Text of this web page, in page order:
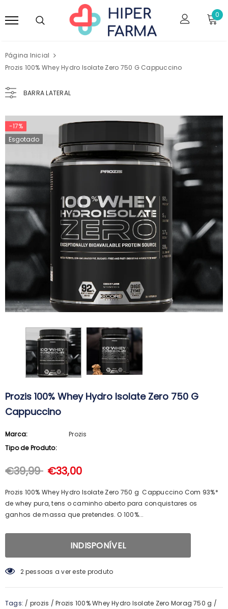
0
Página Inicial
Prozis 100% Whey Hydro Isolate Zero 750 G Cappuccino
BARRA LATERAL
Arkopharma Stop Piolhos Loção
€15,69
-17%
Esgotado
Prozis 100% Whey Hydro Isolate Zero 750 G
Cappuccino
Marca:
Prozis
Tipo de Produto:
€39,99 €33,00
Prozis 100% Whey Hydro Isolate Zero 750 g Cappuccino Com 93%*
de whey pura, tens o caminho aberto para conquistares os
ganhos de massa que pretendes. O 100%...
6 pessoas a ver este produto
Tags: / prozis / Prozis 100% Whey Hydro Isolate Zero Morag 750 g /